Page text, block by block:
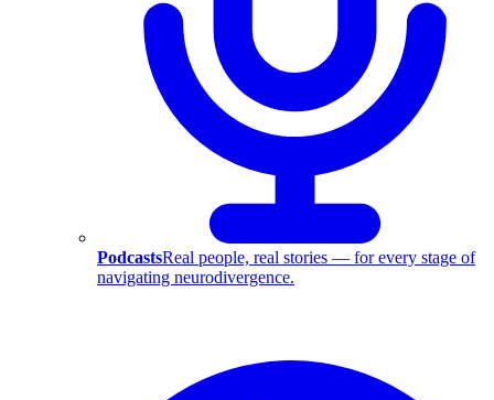
PodcastsReal people, real stories — for every stage of
navigating neurodivergence.